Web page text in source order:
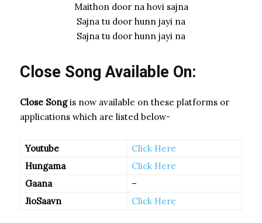
Maithon door na hovi sajna
Sajna tu door hunn jayi na
Sajna tu door hunn jayi na
Close Song Available On:
Close Songis now available on these platforms or
applications which are listed below-
Youtube
Click Here
Hungama
Click Here
Gaana
–
JioSaavn
Click Here